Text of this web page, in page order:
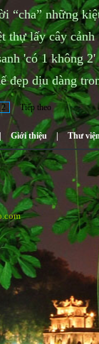
“cha” những
thự lấy cây cảnh
'có 1 không
đẹp dịu dàng
2 Tiếp theo
Giới thiệu | Thư